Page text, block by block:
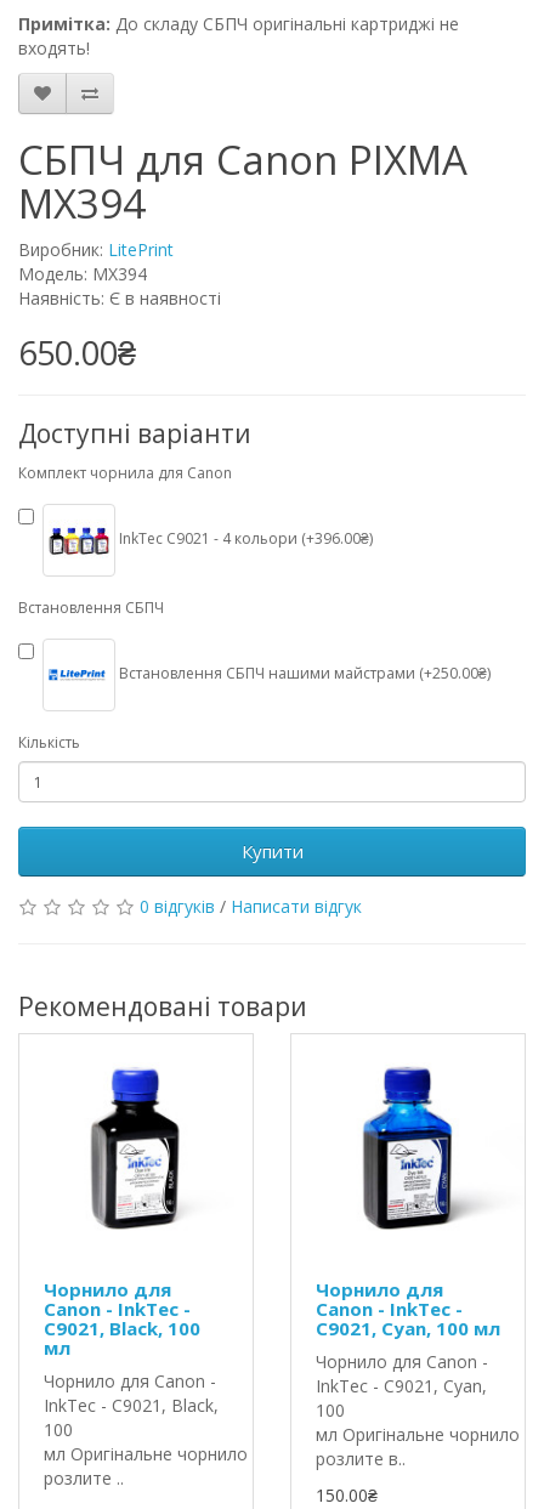
Примітка: До складу СБПЧ оригінальні картриджі не
входять!
СБПЧ для Canon PIXMA
MX394
Виробник: LitePrint
Модель: MX394
Наявність: Є в наявності
650.00₴
Доступні варіанти
Комплект чорнила для Canon
InkTec C9021 - 4 кольори (+396.00₴)
Встановлення СБПЧ
Встановлення СБПЧ нашими майстрами (+250.00₴)
Кількість
Купити
0 відгуків / Написати відгук
Рекомендовані товари
Чорнило для
Canon - InkTec -
C9021, Black, 100
мл
Чорнило для Canon -
InkTec - C9021, Black,
100
мл Оригінальне чорнило InkTec
розлите ..
Чорнило для
Canon - InkTec -
C9021, Cyan, 100 мл
Чорнило для Canon -
InkTec - C9021, Cyan,
100
мл Оригінальне чорнило
розлите в..
150.00₴